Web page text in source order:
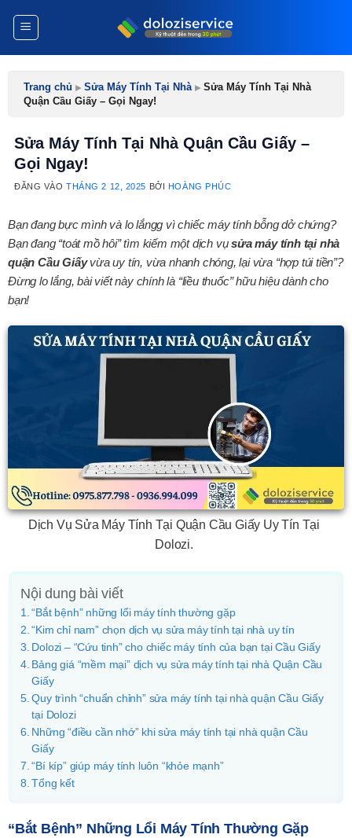
Trang chủ ▸ Sửa Máy Tính Tại Nhà▸ Sửa Máy Tính Tại Nhà
Quận Cầu Giấy – Gọi Ngay!
Sửa Máy Tính Tại Nhà Quận Cầu Giấy –
Gọi Ngay!
ĐĂNG VÀOTHÁNG 2 12, 2025 BỞI HOÀNG PHÚC
Bạn đang bực mình và lo lắngg vì chiếc máy tính bỗng dở chứng?
Bạn đang “toát mồ hôi” tìm kiếm một dịch vụsửa máy tính tại nhà
quận Cầu Giấyvừa uy tín, vừa nhanh chóng, lại vừa “hợp túi tiền”?
Đừng lo lắng, bài viết này chính là “liều thuốc” hữu hiệu dành cho
bạn!
Dịch Vụ Sửa Máy Tính Tại Quận Cầu Giấy Uy Tín Tại
Dolozi.
Nội dung bài viết
“Bắt bệnh” những lổi máy tính thường gặp
“Kim chỉ nam” chọn dịch vụ sửa máy tính tại nhà uy tín
Dolozi – “Cứu tinh” cho chiếc máy tính của bạn tại Cầu Giấy
Bảng giá “mềm mại” dịch vụ sửa máy tính tại nhà Quận Cầu
Giấy
Quy trình “chuẩn chỉnh” sửa máy tính tại nhà quận Cầu Giấy
tại Dolozi
Những “điều cần nhớ” khi sửa máy tính tại nhà quận Cầu
Giấy
“Bí kíp” giúp máy tính luôn “khỏe mạnh”
Tổng kết
“Bắt Bệnh” Những Lổi Máy Tính Thường Gặp